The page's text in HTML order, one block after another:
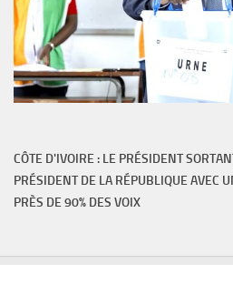
CÔTE D'IVOIRE : LE PRÉSIDENT
PRÉSIDENT DE LA RÉPUBLIQUE AVEC
PRÈS DE 90% DES VOIX